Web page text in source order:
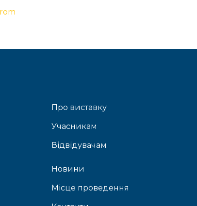
Про виставку
Учасникам
Відвідувачам
Новини
Місце проведення